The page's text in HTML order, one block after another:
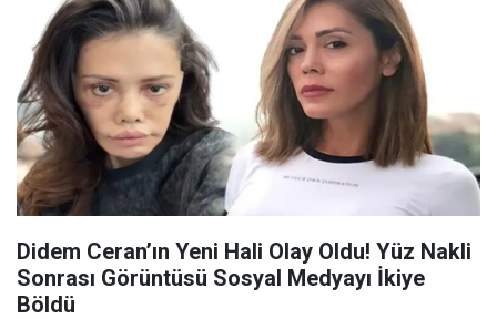
Didem Ceran’ın Yeni Hali Olay Oldu! Yüz Nakli
Sonrası Görüntüsü Sosyal Medyayı İkiye
Böldü